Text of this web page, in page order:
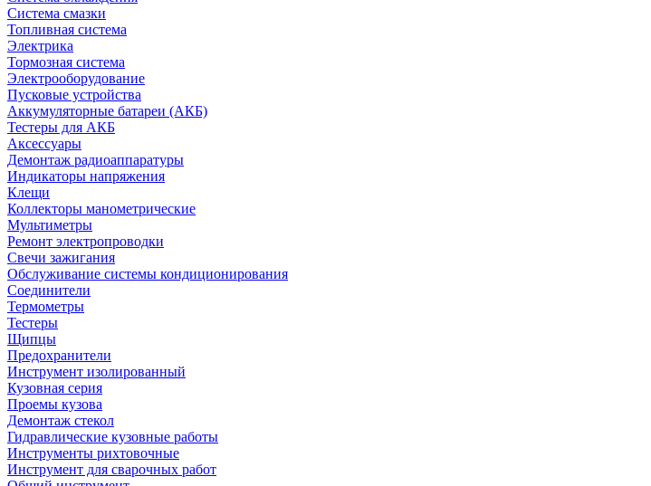
Система смазки
Топливная система
Электрика
Тормозная система
Электрооборудование
Пусковые устройства
Аккумуляторные батареи (АКБ)
Тестеры для АКБ
Аксессуары
Демонтаж радиоаппаратуры
Индикаторы напряжения
Клещи
Коллекторы манометрические
Мультиметры
Ремонт электропроводки
Свечи зажигания
Обслуживание системы кондиционирования
Соединители
Термометры
Тестеры
Щипцы
Предохранители
Инструмент изолированный
Кузовная серия
Проемы кузова
Демонтаж стекол
Гидравлические кузовные работы
Инструменты рихтовочные
Инструмент для сварочных работ